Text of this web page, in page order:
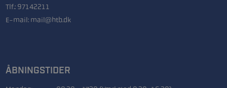
Tlf.: 97142211
E-mail: mail@htb.dk
ÅBNINGSTIDER